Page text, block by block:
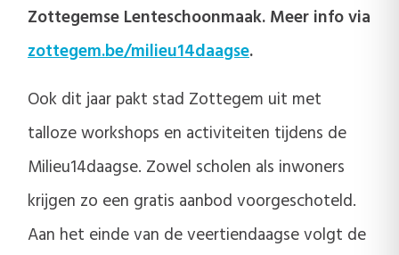
Zottegemse Lenteschoonmaak. Meer info via
zottegem.be/milieu14daagse.
Ook dit jaar pakt stad Zottegem uit met
talloze workshops en activiteiten tijdens de
Milieu14daagse. Zowel scholen als inwoners
krijgen zo een gratis aanbod voorgeschoteld.
Aan het einde van de veertiendaagse volgt de